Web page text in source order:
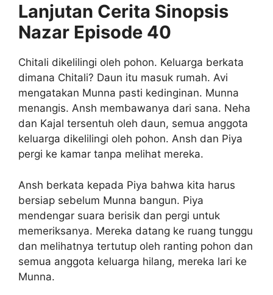
Lanjutan Cerita Sinopsis
Nazar Episode 40
Chitali dikelilingi oleh pohon. Keluarga berkata
dimana Chitali? Daun itu masuk rumah. Avi
mengatakan Munna pasti kedinginan. Munna
menangis. Ansh membawanya dari sana. Neha
dan Kajal tersentuh oleh daun, semua anggota
keluarga dikelilingi oleh pohon. Ansh dan Piya
pergi ke kamar tanpa melihat mereka.
Ansh berkata kepada Piya bahwa kita harus
bersiap sebelum Munna bangun. Piya
mendengar suara berisik dan pergi untuk
memeriksanya. Mereka datang ke ruang tunggu
dan melihatnya tertutup oleh ranting pohon dan
semua anggota keluarga hilang, mereka lari ke
Munna.